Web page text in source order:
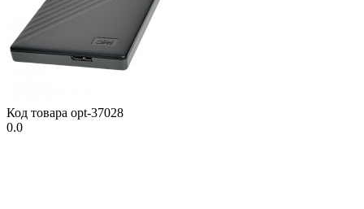
Код товара opt-37028
0.0